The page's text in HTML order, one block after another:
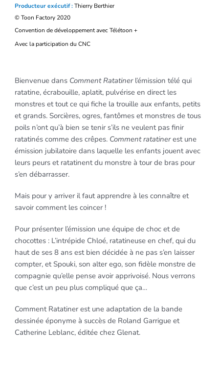
Producteur exécutif :Thierry Berthier
© Toon Factory 2020
Convention de développement avec Télétoon +
Avec la participation du CNC
Bienvenue dans Comment Ratatinerl’émission télé qui
ratatine, écrabouille, aplatit, pulvérise en direct les
monstres et tout ce qui fiche la trouille aux enfants, petits
et grands. Sorcières, ogres, fantômes et monstres de tous
poils n’ont qu’à bien se tenir s’ils ne veulent pas finir
ratatinés comme des crêpes. Comment ratatinerest une
émission jubilatoire dans laquelle les enfants jouent avec
leurs peurs et ratatinent du monstre à tour de bras pour
s’en débarrasser.
Mais pour y arriver il faut apprendre à les connaître et
savoir comment les coincer !
Pour présenter l’émission une équipe de choc et de
chocottes : L’intrépide Chloé, ratatineuse en chef, qui du
haut de ses 8 ans est bien décidée à ne pas s’en laisser
compter, et Spouki, son alter ego, son fidèle monstre de
compagnie qu’elle pense avoir apprivoisé. Nous verrons
que c’est un peu plus compliqué que ça…
Comment Ratatiner est une adaptation de la bande
dessinée éponyme à succès de Roland Garrigue et
Catherine Leblanc, éditée chez Glenat.